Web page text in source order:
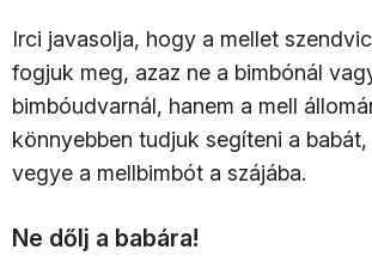
Irci javasolja, hogy a mellet
fogjuk meg, azaz ne a bimbónál
bimbóudvarnál, hanem a mell
könnyebben tudjuk segíteni a
vegye a mellbimbót a szájába.
Ne dőlj a babára!